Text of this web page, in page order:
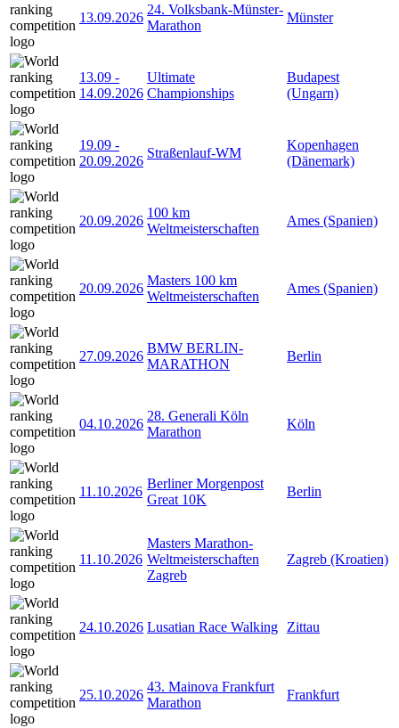
13.09.2026
24. Volksbank-Münster-
Marathon
Münster
13.09 -
14.09.2026
Ultimate
Championships
Budapest
(Ungarn)
19.09 -
20.09.2026
Straßenlauf-WM
Kopenhagen
(Dänemark)
20.09.2026
100 km
Weltmeisterschaften
Ames (Spanien)
20.09.2026
Masters 100 km
Weltmeisterschaften
Ames (Spanien)
27.09.2026
BMW BERLIN-
MARATHON
Berlin
04.10.2026
28. Generali Köln
Marathon
Köln
11.10.2026
Berliner Morgenpost
Great 10K
Berlin
11.10.2026
Masters Marathon-
Weltmeisterschaften
Zagreb
Zagreb (Kroatien)
24.10.2026 Lusatian Race Walking Zittau
25.10.2026
43. Mainova Frankfurt
Marathon
Frankfurt